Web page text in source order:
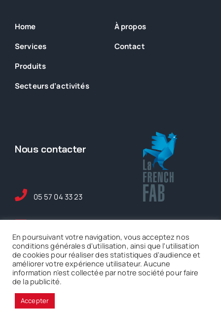
Home
Services
Produits
Secteursd’activités
À propos
Contact
Nous contacter
05 57 04 33 23
serem.fr
5 rue Ferdinand de
Lesseps Mérignac
En poursuivant votre navigation, vous acceptez nos
conditions générales d'utilisation, ainsi que l'utilisation
de cookies pour réaliser des statistiques d'audience et
améliorer votre expérience utilisateur. Aucune
information n'est collectée par notre société pour faire
de la publicité.
Accepter